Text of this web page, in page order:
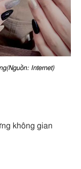
Internet)
không gian